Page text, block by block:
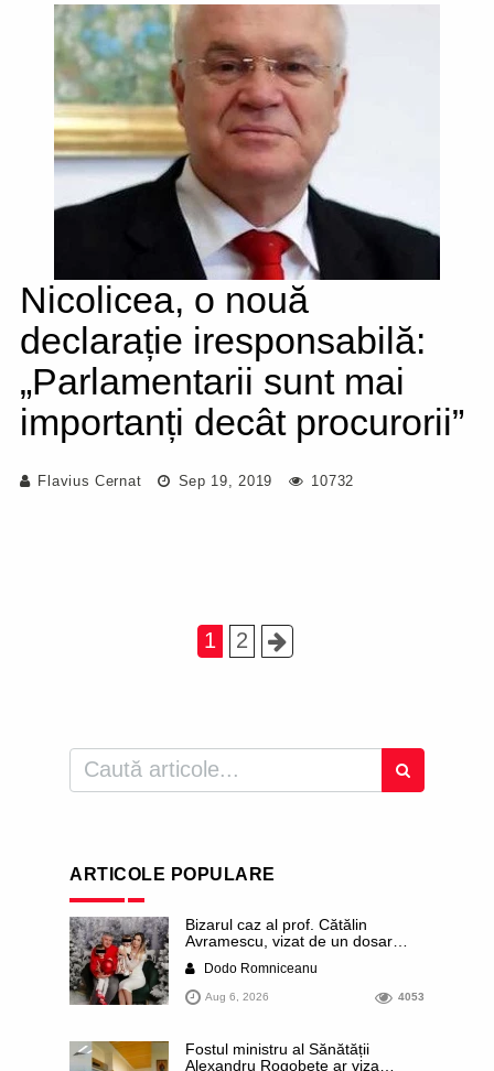
Nicolicea, o nouă
declarație iresponsabilă:
„Parlamentarii sunt mai
importanți decât procurorii”
Flavius Cernat Sep 19, 2019 10732
1 2
ARTICOLE POPULARE
Bizarul caz al prof. Cătălin
Avramescu, vizat de un dosar
infantilă”. Miroase a execuție
stalinistă. Cea mai imundă parte a
presei publică inclusiv documente
dezvăluite date ultra-personale
ale profesorului, inclusiv
Dodo Romniceanu
Aug 6, 2026 4053
Fostul ministru al Sănătății
Alexandru Rogobete ar viza